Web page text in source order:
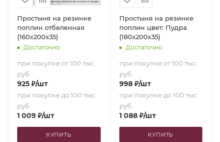
Простыня на резинке
поплин отбеленная
(160х200х35)
Достаточно
при покупке от 100 тыс.
руб.
925 ₽/шт
при покупке до 100 тыс.
руб.
1 009 ₽/шт
КУПИТЬ
Простыня на резинке
поплин цвет: Пудра
(180х200х35)
Достаточно
при покупке от 100 тыс.
руб.
998₽/шт
при покупке до 100 тыс.
руб.
1 088₽/шт
КУПИТЬ